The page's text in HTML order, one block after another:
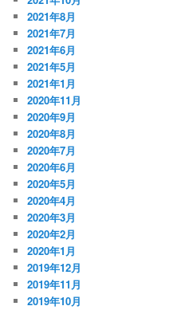
2021年8月
2021年7月
2021年6月
2021年5月
2021年1月
2020年11月
2020年9月
2020年8月
2020年7月
2020年6月
2020年5月
2020年4月
2020年3月
2020年2月
2020年1月
2019年12月
2019年11月
2019年10月